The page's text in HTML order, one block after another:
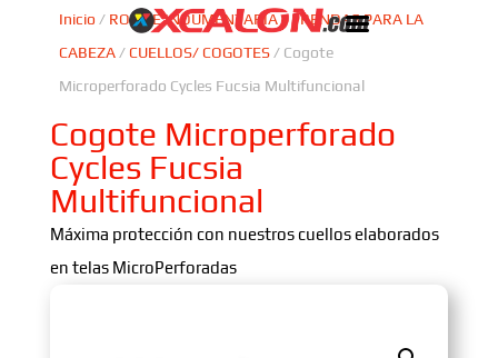
Inicio / ROPA E INDUMENTARIA/PRENDAS PARA LA
CABEZA/CUELLOS/ COGOTES/ Cogote
Microperforado Cycles Fucsia Multifuncional
Cogote Microperforado
Cycles Fucsia
Multifuncional
Máxima protección con nuestros cuellos elaborados
en telas MicroPerforadas